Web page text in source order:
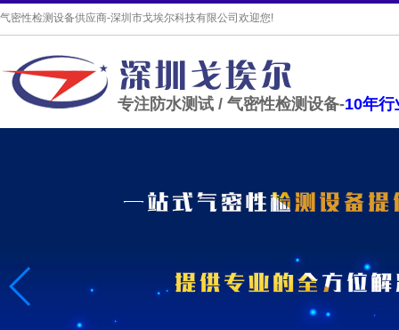
气密性检测设备供应商-深圳市戈埃尔科技有限公司欢迎您!
专注防水测试 / 气密性检测设备-10年行